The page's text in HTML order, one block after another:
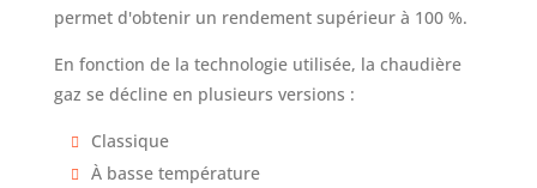
permet d'obtenir un rendement supérieur à 100 %.
En fonction de la technologie utilisée, la chaudière
gaz se décline en plusieurs versions :
Classique
À basse température